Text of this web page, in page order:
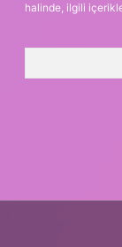
halinde, ilgili